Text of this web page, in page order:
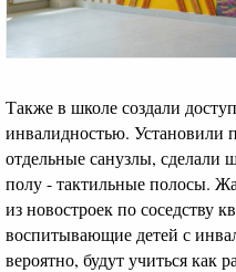
Также в школе создали
инвалидностью. Установили
отдельные санузлы,
полу - тактильные полосы.
из новостроек по соседству
воспитывающие детей с
вероятно, будут учиться как